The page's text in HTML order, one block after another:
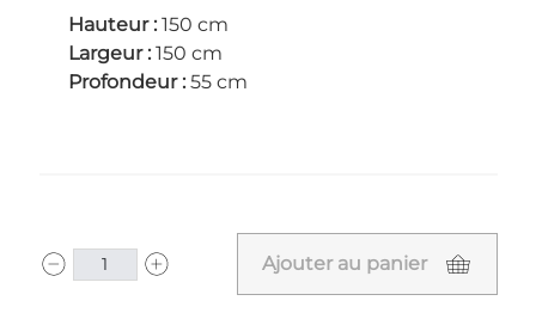
Hauteur : 150 cm
Largeur : 150 cm
Profondeur : 55 cm
Ajouter au panier